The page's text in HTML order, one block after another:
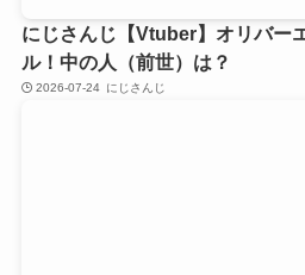
にじさんじ【Vtuber】オリバー
ル！中の人（前世）は？
2026-07-24 にじさんじ